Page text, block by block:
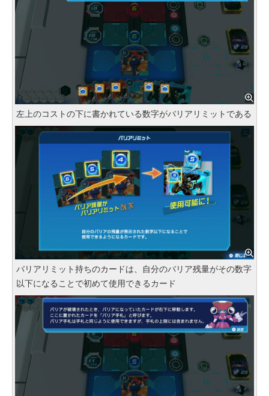
左上のコストの下に書かれている数字がバリアリミットである
バリアリミット持ちのカードは、自分のバリア残量がその数字
以下になることで初めて使用できるカード